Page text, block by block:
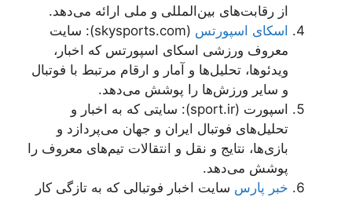
از رقابت‌های بین‌المللی و ملی ارائه می‌دهد.
اسکای اسپورتس
(skysports.com): سایت
معروف ورزشی اسکای اسپورتس که اخبار،
ویدئوها، تحلیل‌ها و آمار و ارقام مرتبط با فوتبال
و سایر ورزش‌ها را پوشش می‌دهد.
اسپورت (sport.ir): سایتی که به اخبار و
تحلیل‌های فوتبال ایران و جهان می‌پردازد و
بازی‌ها، نتایج و نقل و انتقالات تیم‌های معروف را
پوشش می‌دهد.
خبر پارس سایت اخبار فوتبالی که به تازگی کار